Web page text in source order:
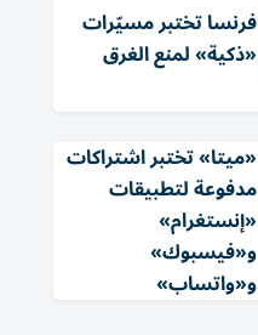
فرنسا تختبر مسيّرات
«ذكية» لمنع الغرق
«ميتا» تختبر اشتراكات
مدفوعة لتطبيقات
«إنستغرام»
و«فيسبوك»
و«واتساب»